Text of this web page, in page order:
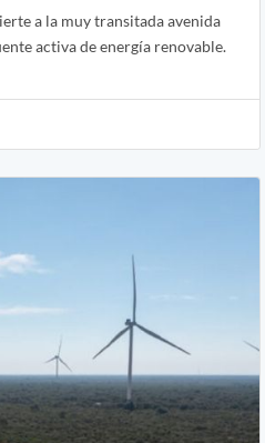
a la muy transitada avenida
activa de energía renovable.